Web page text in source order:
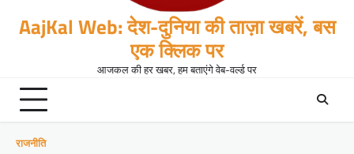
AajKal Web: देश-दुनिया की ताज़ा खबरें, बस
एक क्लिक पर
आजकल की हर खबर, हम बताएंगे वेब-वर्ल्ड पर
राजनीति